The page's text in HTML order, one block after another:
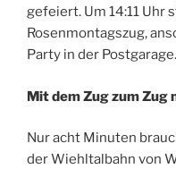
gefeiert. Um 14:11 Uhr
Rosenmontagszug,
Party in der Postgarage.
Mit dem Zug zum Zug
Nur acht Minuten
der Wiehltalbahn von